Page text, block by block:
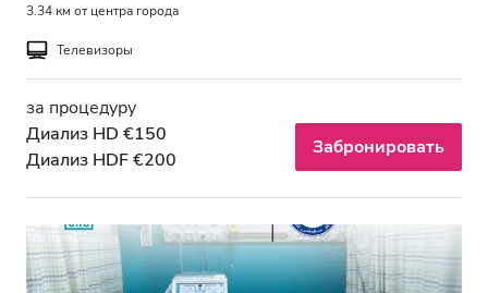
Цена
0–100 EUR
100–200 EUR
200–300 EUR
300+ EUR
3.34 км от центра города
Телевизоры
за процедуру
Диализ HD €150
Диализ HDF €200
Забронировать